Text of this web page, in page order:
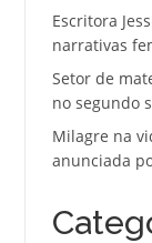
Escritora
narrativas
Setor de
no segundo
Milagre na
anunciada